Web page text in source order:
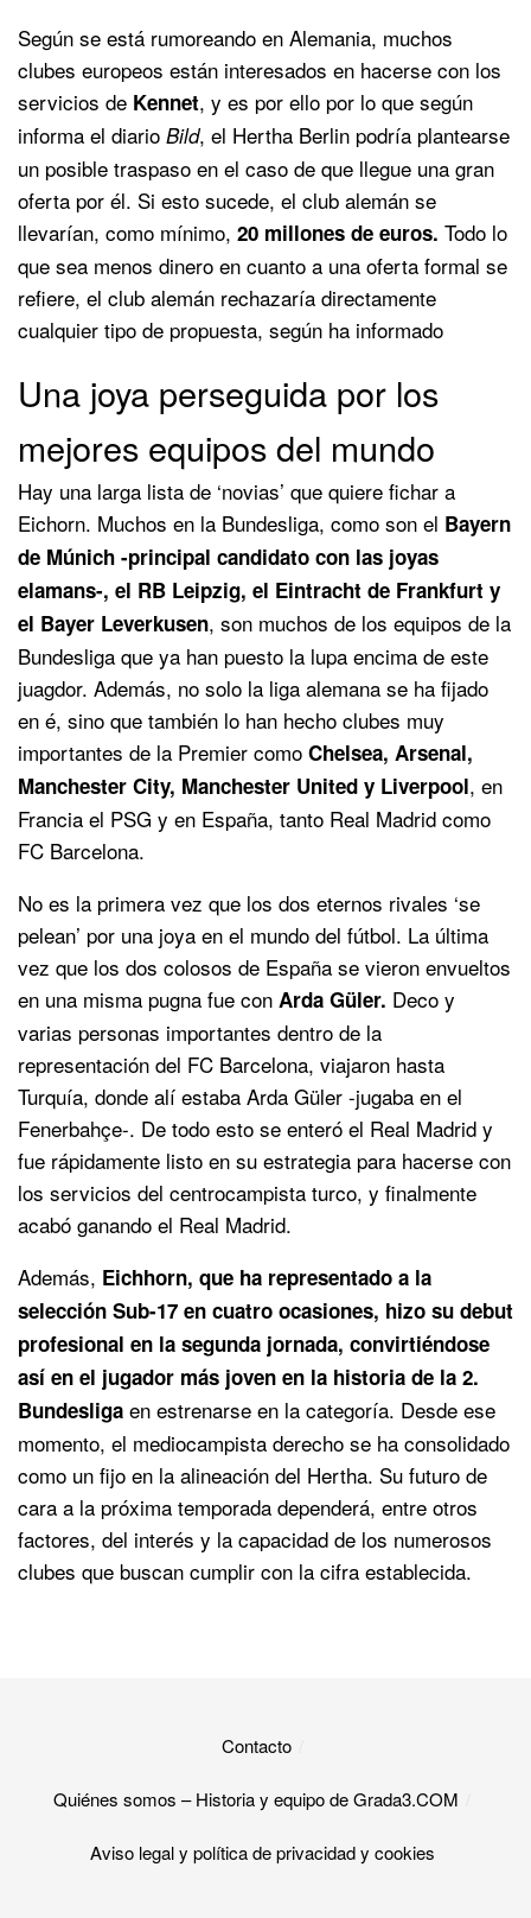
Según se está rumoreando en Alemania, muchos
clubes europeos están interesados en hacerse con los
servicios de Kennet, y es por ello por lo que según
informa el diario Bild, el Hertha Berlin podría plantearse
un posible traspaso en el caso de que llegue una gran
oferta por él. Si esto sucede, el club alemán se
llevarían, como mínimo, 20 millones de euros. Todo lo
que sea menos dinero en cuanto a una oferta formal se
refiere, el club alemán rechazaría directamente
cualquier tipo de propuesta, según ha informado
Una joya perseguida por los
mejores equipos del mundo
Hay una larga lista de ‘novias’ que quiere fichar a
Eichorn. Muchos en la Bundesliga, como son el Bayern
de Múnich -principal candidato con las joyas
elamans-, el RB Leipzig, el Eintracht de Frankfurt y
el Bayer Leverkusen, son muchos de los equipos de la
Bundesliga que ya han puesto la lupa encima de este
juagdor. Además, no solo la liga alemana se ha fijado
en é, sino que también lo han hecho clubes muy
importantes de la Premier como Chelsea, Arsenal,
Manchester City, Manchester United y Liverpool, en
Francia el PSG y en España, tanto Real Madrid como
FC Barcelona.
No es la primera vez que los dos eternos rivales ‘se
pelean’ por una joya en el mundo del fútbol. La última
vez que los dos colosos de España se vieron envueltos
en una misma pugna fue con Arda Güler. Deco y
varias personas importantes dentro de la
representación del FC Barcelona, viajaron hasta
Turquía, donde alí estaba Arda Güler -jugaba en el
Fenerbahçe-. De todo esto se enteró el Real Madrid y
fue rápidamente listo en su estrategia para hacerse con
los servicios del centrocampista turco, y finalmente
acabó ganando el Real Madrid.
Además, Eichhorn, que ha representado a la
selección Sub-17 en cuatro ocasiones, hizo su debut
profesional en la segunda jornada, convirtiéndose
así en el jugador más joven en la historia de la 2.
Bundesliga en estrenarse en la categoría. Desde ese
momento, el mediocampista derecho se ha consolidado
como un fijo en la alineación del Hertha. Su futuro de
cara a la próxima temporada dependerá, entre otros
factores, del interés y la capacidad de los numerosos
clubes que buscan cumplir con la cifra establecida.
Contacto
Quiénes somos – Historia y equipo de Grada3.COM
Aviso legal y política de privacidad y cookies​